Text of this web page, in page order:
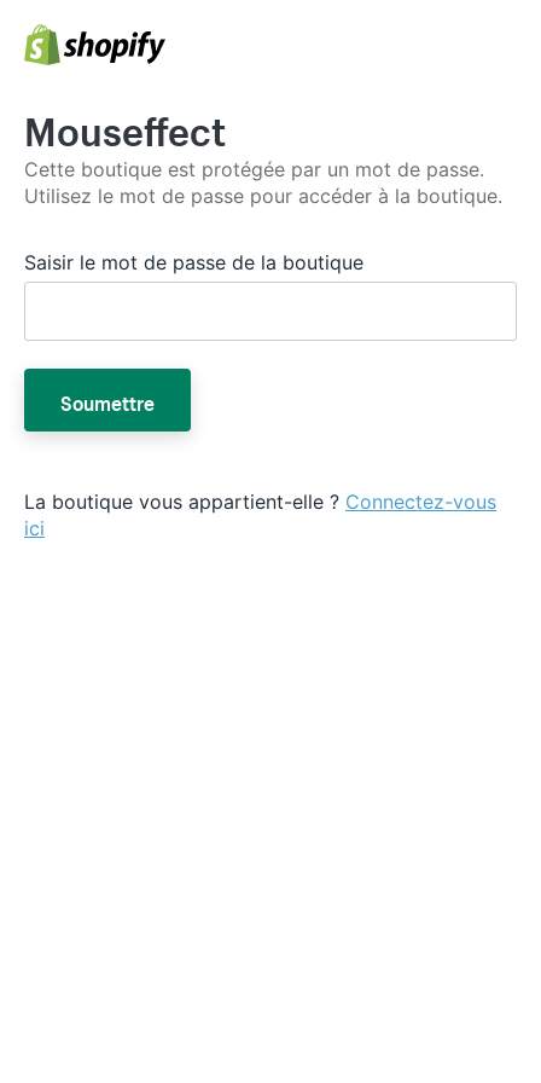
Mouseffect
Cette boutique est protégée par un mot de passe.
Utilisez le mot de passe pour accéder à la boutique.
Saisir le mot de passe de la boutique
Soumettre
La boutique vous appartient-elle ? Connectez-vous
ici